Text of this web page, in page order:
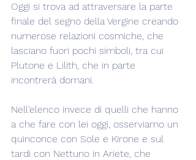
Oggi si trova ad attraversare la parte
finale del segno della Vergine creando
numerose relazioni cosmiche, che
lasciano fuori pochi simboli, tra cui
Plutone e Lilith, che in parte
incontrerà domani.
Nell'elenco invece di quelli che hanno
a che fare con lei oggi, osserviamo un
quinconce con Sole e Kirone e sul
tardi con Nettuno in Ariete, che